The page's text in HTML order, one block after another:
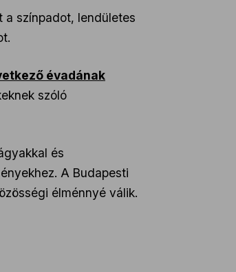
a színpadot, lendületes
évadának
szóló
és
A Budapesti
élménnyé válik.